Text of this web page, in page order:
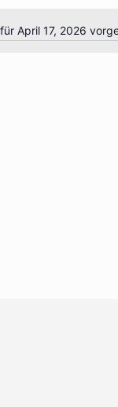
April 17, 2026